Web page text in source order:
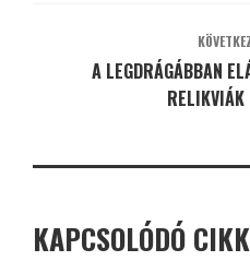
A LEGDRÁGÁBBAN
KAPCSOLÓDÓ